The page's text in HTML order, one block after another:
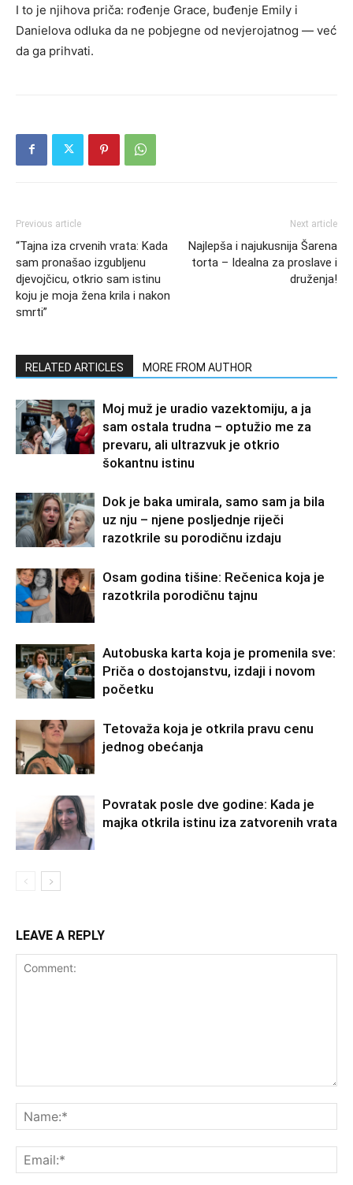
I to je njihova priča: rođenje Grace, buđenje Emily i
Danielova odluka da ne pobjegne od nevjerojatnog — već
da ga prihvati.
Previous article
“Tajna iza crvenih vrata: Kada
sam pronašao izgubljenu
djevojčicu, otkrio sam istinu
koju je moja žena krila i nakon
smrti”
Next article
Najlepša i najukusnija Šarena
torta – Idealna za proslave i
druženja!
RELATED ARTICLES MORE FROM AUTHOR
Moj muž je uradio vazektomiju, a ja
sam ostala trudna – optužio me za
prevaru, ali ultrazvuk je otkrio
šokantnu istinu
Dok je baka umirala, samo sam ja bila
uz nju – njene posljednje riječi
razotkrile su porodičnu izdaju
Osam godina tišine: Rečenica koja je
razotkrila porodičnu tajnu
Autobuska karta koja je promenila sve:
Priča o dostojanstvu, izdaji i novom
početku
Tetovaža koja je otkrila pravu cenu
jednog obećanja
Povratak posle dve godine: Kada je
majka otkrila istinu iza zatvorenih vrata
LEAVE A REPLY